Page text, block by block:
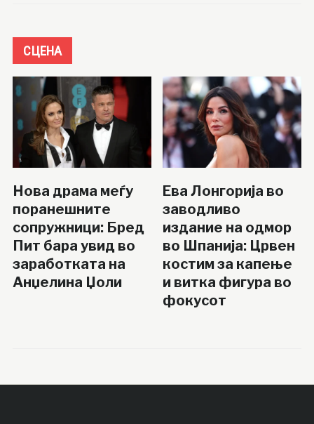
СЦЕНА
Нова драма меѓу
поранешните
сопружници: Бред
Пит бара увид во
заработката на
Анџелина Џоли
Ева Лонгорија во
заводливо
издание на одмор
во Шпанија: Црвен
костим за капење
и витка фигура во
фокусот